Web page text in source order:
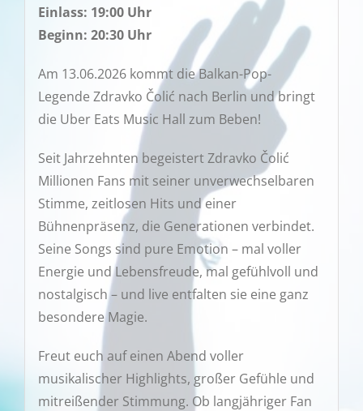
Einlass: 19:00 Uhr
Beginn: 20:30 Uhr
Am 13.06.2026 kommt die Balkan-Pop-
Legende Zdravko Čolić nach Berlin und bringt
die Uber Eats Music Hall zum Beben!
Seit Jahrzehnten begeistert Zdravko Čolić
Millionen Fans mit seiner unverwechselbaren
Stimme, zeitlosen Hits und einer
Bühnenpräsenz, die Generationen verbindet.
Seine Songs sind pure Emotion – mal voller
Energie und Lebensfreude, mal gefühlvoll und
nostalgisch – und live entfalten sie eine ganz
besondere Magie.
Freut euch auf einen Abend voller
musikalischer Highlights, großer Gefühle und
mitreißender Stimmung. Ob langjähriger Fan